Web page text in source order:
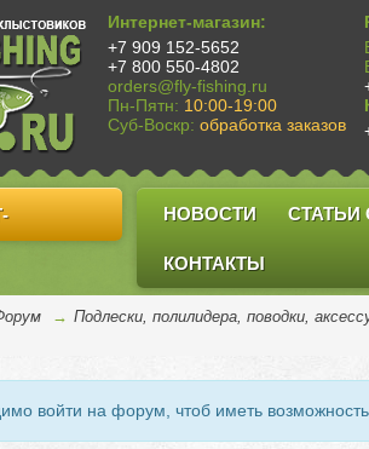
Интернет-магазин:
+7 909 152-5652
+7 800 550-4802
orders@fly-fishing.ru
Пн-Пятн: 10:00-19:00
Суб-Воскр: обработка заказов
НОВОСТИ СТАТЬИ
КОНТАКТЫ
→ Подлески, полилидера, поводки,
войти на форум, чтоб иметь